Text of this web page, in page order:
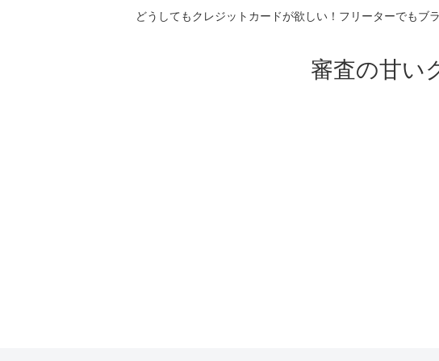
どうしてもクレジットカードが欲しい！フリーターでもブ
審査の甘い